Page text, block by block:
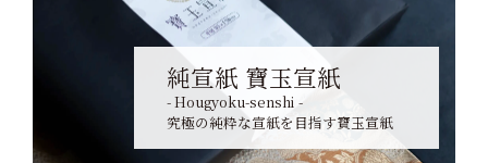
純宣紙 寶玉宣紙
- Hougyoku-senshi -
究極の純粋な宣紙を目指す寶玉宣紙